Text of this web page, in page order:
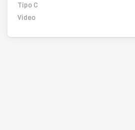
Tipo C
Video